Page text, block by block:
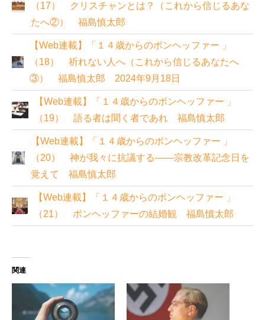
（17） クリスチャンとは？（これから信じるあな
たへ②） 福島慎太郎
【Web連載】「１４歳からのボンヘッファー 」
（18） 祈れない人へ（これから信じるあなたへ
③） 福島慎太郎 2024年9月18日
【Web連載】「１４歳からのボンヘッファー 」
（19） 語る者は聞く者であれ 福島慎太郎
【Web連載】「１４歳からのボンヘッファー 」
（20） 神が我々に抗議する――宗教改革記念日を
覚えて 福島慎太郎
【Web連載】「１４歳からのボンヘッファー 」
（21） ボンヘッファーの結婚観 福島慎太郎
関連